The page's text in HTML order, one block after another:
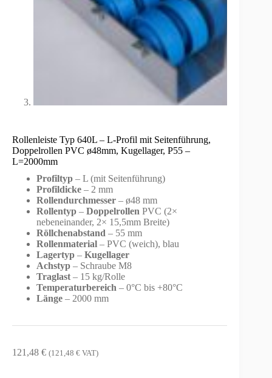
Rollenleiste Typ 640L – L-Profil mit Seitenführung,
Doppelrollen PVC ø48mm, Kugellager, P55 –
L=2000mm
Profiltyp – L (mit Seitenführung)
Profildicke – 2 mm
Rollendurchmesser – ø48 mm
Rollentyp – Doppelrollen PVC (2×
nebeneinander, 2× 15,5mm Breite)
Röllchenabstand – 55 mm
Rollenmaterial – PVC (weich), blau
Lagertyp – Kugellager
Achstyp – Schraube M8
Traglast – 15 kg/Rolle
Temperaturbereich – 0°C bis +80°C
Länge – 2000 mm
121,48 € (121,48 € VAT)